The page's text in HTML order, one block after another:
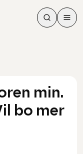
Søk
Søk
Meny
min.
bo mer